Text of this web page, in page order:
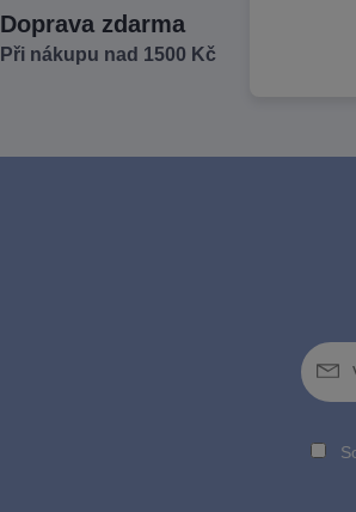
Doprava zdarma
Při nákupu nad 1500 Kč